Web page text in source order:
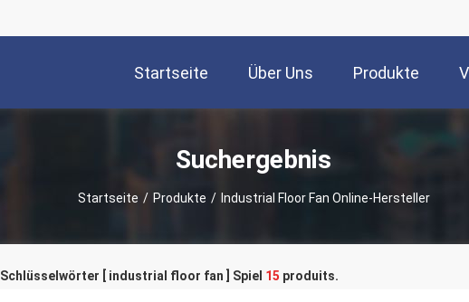
Startseite Über Uns Produkte
Suchergebnis
Startseite / Produkte / Industrial Floor Fan Online-Hersteller
Schlüsselwörter [ industrial floor fan ] Spiel 15 produits.